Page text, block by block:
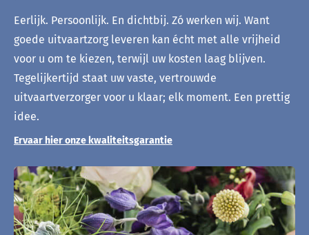
Eerlijk. Persoonlijk. En dichtbij. Zó werken wij. Want
goede uitvaartzorg leveren kan écht met alle vrijheid
voor u om te kiezen, terwijl uw kosten laag blijven.
Tegelijkertijd staat uw vaste, vertrouwde
uitvaartverzorger voor u klaar; elk moment. Een prettig
idee.
Ervaar hier onze kwaliteitsgarantie